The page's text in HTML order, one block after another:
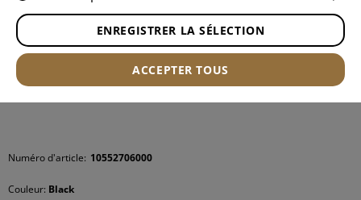
Numéro d'article: 10552706000
Couleur: Black
ENREGISTRER LA SÉLECTION
ACCEPTER TOUS